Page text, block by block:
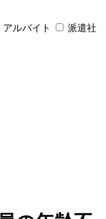
アルバイト
派遣社